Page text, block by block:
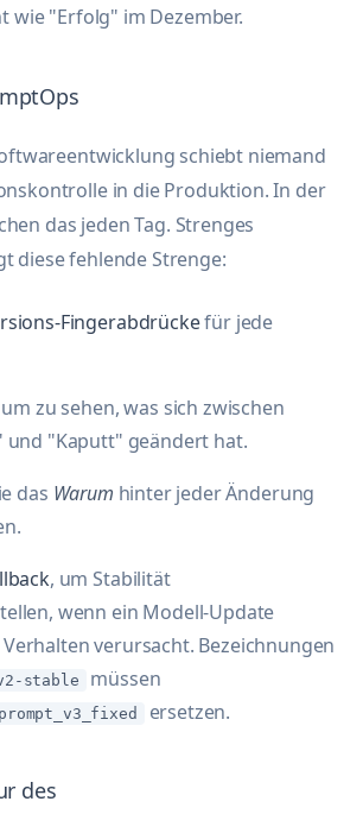
wie "Erfolg" im Dezember.
schiebt niemand
in die Produktion. In der
das jeden Tag. Strenges
diese fehlende Strenge:
Fingerabdrückefür jede
um zu sehen, was sich zwischen
"Kaputt" geändert hat.
das Warum hinter jeder Änderung
, um Stabilität
wenn ein Modell-Update
verursacht. Bezeichnungen
stable müssen
ersetzen.
des